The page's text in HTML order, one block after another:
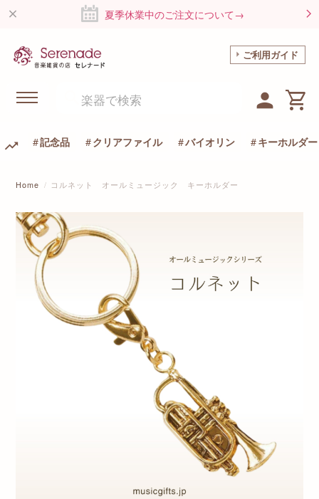
夏季休業中のご注文について→
ご利用ガイド
記念品 クリアファイル バイオリン キーホルダー
Home コルネット オールミュージック キーホルダー